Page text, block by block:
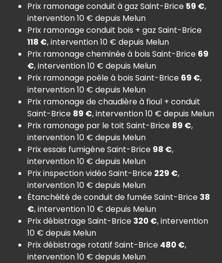
Prix ramonage conduit à gaz Saint-Brice 59 €,
intervention 10 € depuis Melun
Prix ramonage conduit bois + gaz Saint-Brice
118 €, intervention 10 € depuis Melun
Prix ramonage cheminée à bois Saint-Brice 69
€, intervention 10 € depuis Melun
Prix ramonage poêle à bois Saint-Brice 69 €,
intervention 10 € depuis Melun
Prix ramonage de chaudière à fioul + conduit
Saint-Brice 89 €, intervention 10 € depuis Melun
Prix ramonage par le toit Saint-Brice 89 €,
intervention 10 € depuis Melun
Prix essais fumigène Saint-Brice 98 €,
intervention 10 € depuis Melun
Prix inspection vidéo Saint-Brice 229 €,
intervention 10 € depuis Melun
Étanchéité de conduit de fumée Saint-Brice 38
€, intervention 10 € depuis Melun
Prix débistrage Saint-Brice 320 €, intervention
10 € depuis Melun
Prix débistrage rotatif Saint-Brice 480 €,
intervention 10 € depuis Melun